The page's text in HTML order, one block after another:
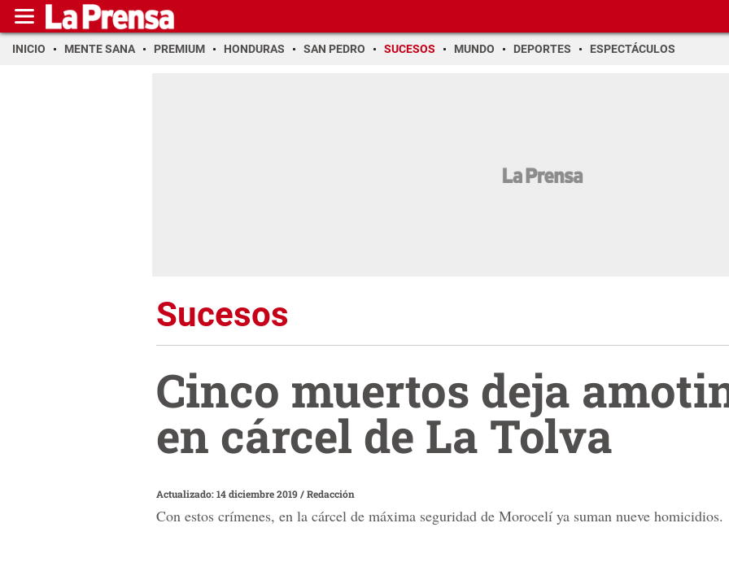
INICIO MENTE SANA PREMIUM HONDURAS SAN PEDRO SUCESOS MUNDO DEPORTES ESPECTÁCULOS
Sucesos
Cinco muertos deja
en cárcel de La Tolva
Actualizado: 14 diciembre 2019/Redacción
Con estos crímenes, en la cárcel de máxima seguridad de Morocelí ya suman nueve homicidios.